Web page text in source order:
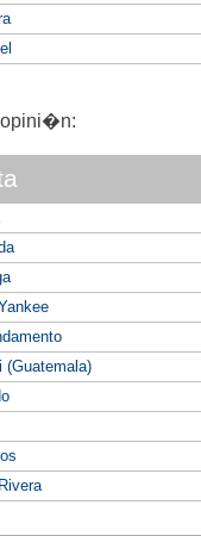
opini�n:
(Guatemala)